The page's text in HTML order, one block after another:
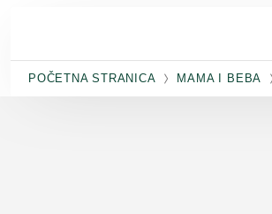
POČETNA STRANICA MAMA I BEBA